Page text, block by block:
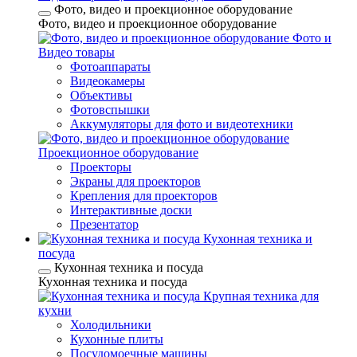
Фото, видео и проекционное оборудование
Фото, видео и проекционное оборудование
Фото и
Видео товары
Фотоаппараты
Видеокамеры
Объективы
Фотовспышки
Аккумуляторы для фото и видеотехники
Проекционное оборудование
Проекторы
Экраны для проекторов
Крепления для проекторов
Интерактивные доски
Презентатор
Кухонная техника и
посуда
Кухонная техника и посуда
Кухонная техника и посуда
Крупная техника для
кухни
Холодильники
Кухонные плиты
Посудомоечные машины